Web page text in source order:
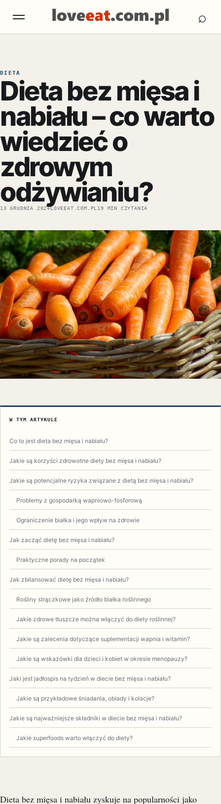
Otwórz menu ⌕
DIETA
Dieta bez mięsa i
nabiału – co warto
wiedzieć o
zdrowym
odżywianiu?
13 GRUDNIA 2024LOVEEAT.COM.PL 19 MIN CZYTANIA
W TYM ARTYKULE
Co to jest dieta bez mięsa i nabiału?
Jakie są korzyści zdrowotne diety bez mięsa i nabiału?
Jakie są potencjalne ryzyka związane z dietą bez mięsa i nabiału?
Problemy z gospodarką wapniowo-fosforową
Ograniczenie białka i jego wpływ na zdrowie
Jak zacząć dietę bez mięsa i nabiału?
Praktyczne porady na początek
Jak zbilansować dietę bez mięsa i nabiału?
Rośliny strączkowe jako źródło białka roślinnego
Jakie zdrowe tłuszcze można włączyć do diety roślinnej?
Jakie są zalecenia dotyczące suplementacji wapnia i witamin?
Jakie są wskazówki dla dzieci i kobiet w okresie menopauzy?
Jaki jest jadłospis na tydzień w diecie bez mięsa i nabiału?
Jakie są przykładowe śniadania, obiady i kolacje?
Jakie są najważniejsze składniki w diecie bez mięsa i nabiału?
Jakie superfoods warto włączyć do diety?
Dieta bez mięsa i nabiału zyskuje na popularności jako